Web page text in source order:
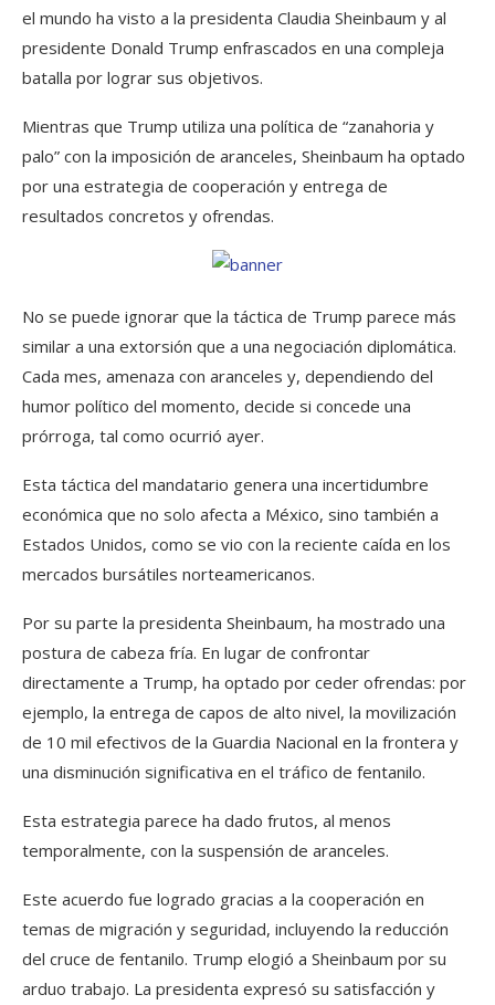
el mundo ha visto a la presidenta Claudia Sheinbaum y al
presidente Donald Trump enfrascados en una compleja
batalla por lograr sus objetivos.
Mientras que Trump utiliza una política de “zanahoria y
palo” con la imposición de aranceles, Sheinbaum ha optado
por una estrategia de cooperación y entrega de
resultados concretos y ofrendas.
No se puede ignorar que la táctica de Trump parece más
similar a una extorsión que a una negociación diplomática.
Cada mes, amenaza con aranceles y, dependiendo del
humor político del momento, decide si concede una
prórroga, tal como ocurrió ayer.
Esta táctica del mandatario genera una incertidumbre
económica que no solo afecta a México, sino también a
Estados Unidos, como se vio con la reciente caída en los
mercados bursátiles norteamericanos.
Por su parte la presidenta Sheinbaum, ha mostrado una
postura de cabeza fría. En lugar de confrontar
directamente a Trump, ha optado por ceder ofrendas: por
ejemplo, la entrega de capos de alto nivel, la movilización
de 10 mil efectivos de la Guardia Nacional en la frontera y
una disminución significativa en el tráfico de fentanilo.
Esta estrategia parece ha dado frutos, al menos
temporalmente, con la suspensión de aranceles.
Este acuerdo fue logrado gracias a la cooperación en
temas de migración y seguridad, incluyendo la reducción
del cruce de fentanilo. Trump elogió a Sheinbaum por su
arduo trabajo. La presidenta expresó su satisfacción y